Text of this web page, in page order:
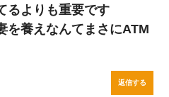
るよりも重要です
を養えなんてまさにATM
返信する